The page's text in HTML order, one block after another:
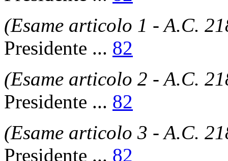
(Esame articolo 1 - A.C.
Presidente ... 82
(Esame articolo 2 - A.C.
Presidente ... 82
(Esame articolo 3 - A.C.
Presidente ... 82